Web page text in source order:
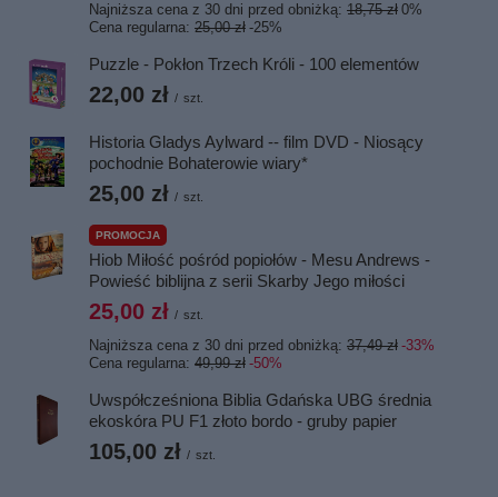
Najniższa cena z 30 dni przed obniżką: 18,75 zł 0%
Cena regularna: 25,00 zł -25%
Puzzle - Pokłon Trzech Króli - 100 elementów
22,00 zł / szt.
Historia Gladys Aylward -- film DVD - Niosący
pochodnie Bohaterowie wiary*
25,00 zł / szt.
PROMOCJA
Hiob Miłość pośród popiołów - Mesu Andrews -
Powieść biblijna z serii Skarby Jego miłości
25,00 zł / szt.
Najniższa cena z 30 dni przed obniżką: 37,49 zł -33%
Cena regularna: 49,99 zł -50%
Uwspółcześniona Biblia Gdańska UBG średnia
ekoskóra PU F1 złoto bordo - gruby papier
105,00 zł / szt.